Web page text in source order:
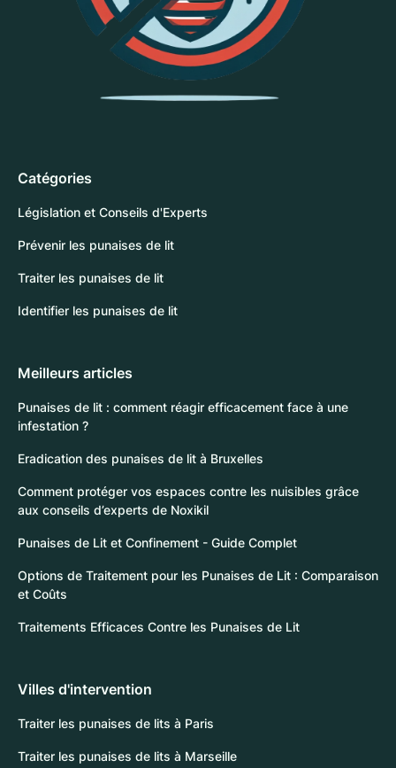
Catégories
Législation et Conseils d'Experts
Prévenir les punaises de lit
Traiter les punaises de lit
Identifier les punaises de lit
Meilleurs articles
Punaises de lit : comment réagir efficacement face à une
infestation ?
Eradication des punaises de lit à Bruxelles
Comment protéger vos espaces contre les nuisibles grâce
aux conseils d’experts de Noxikil
Punaises de Lit et Confinement - Guide Complet
Options de Traitement pour les Punaises de Lit : Comparaison
et Coûts
Traitements Efficaces Contre les Punaises de Lit
Villes d'intervention
Traiter les punaises de lits à Paris
Traiter les punaises de lits à Marseille